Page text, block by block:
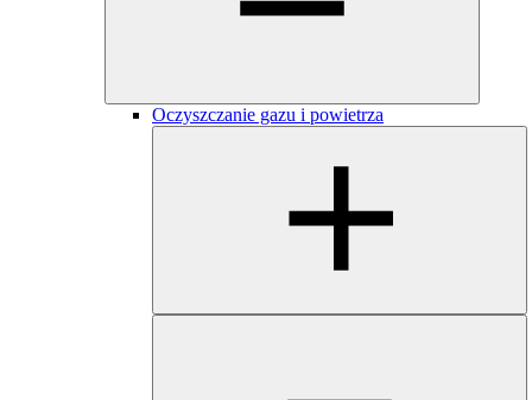
Oczyszczanie gazu i powietrza